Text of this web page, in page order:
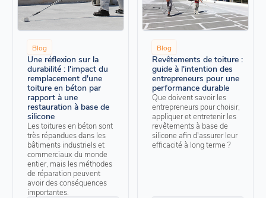
Blog
Une réflexion sur la
durabilité : l'impact du
remplacement d'une
toiture en béton par
rapport à une
restauration à base de
silicone
Les toitures en béton sont
très répandues dans les
bâtiments industriels et
commerciaux du monde
entier, mais les méthodes
de réparation peuvent
avoir des conséquences
importantes.
Blog
Revêtements de toiture :
guide à l'intention des
entrepreneurs pour une
performance durable
Que doivent savoir les
entrepreneurs pour choisir,
appliquer et entretenir les
revêtements à base de
silicone afin d'assurer leur
efficacité à long terme ?